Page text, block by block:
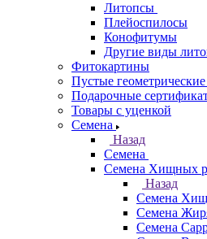
Литопсы
Плейоспилосы
Конофитумы
Другие виды
Фитокартины
Пустые
Подарочные
Товары с уценкой
Семена
Назад
Семена
Семена Хищных
Назад
Семена
Семена
Семена